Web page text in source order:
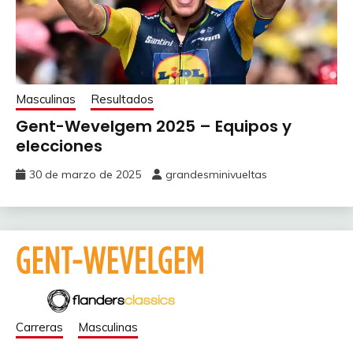
Masculinas Resultados
Gent-Wevelgem 2025 – Equipos y
elecciones
30 de marzo de 2025 grandesminivueltas
Carreras Masculinas